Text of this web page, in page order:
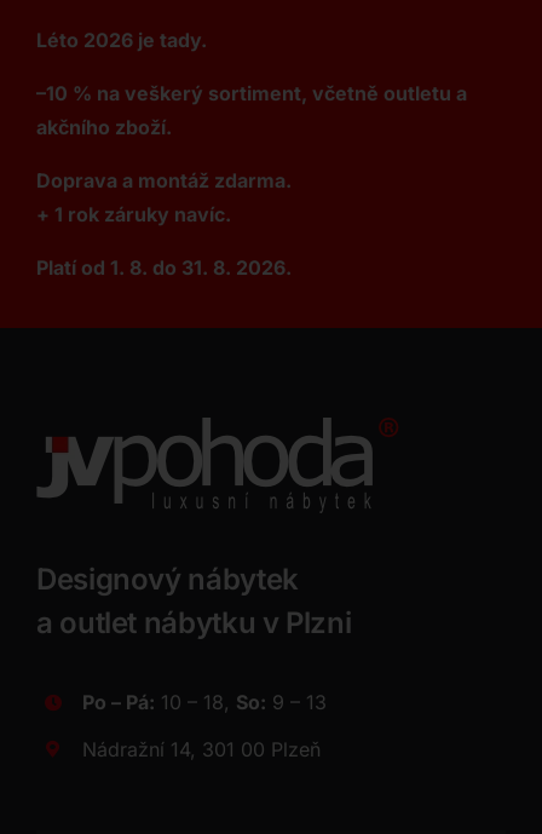
Léto 2026 je tady.
–10 % na veškerý sortiment, včetně outletu a
akčního zboží.
Doprava a montáž zdarma.
+ 1 rok záruky navíc.
Platí od 1. 8. do 31. 8. 2026.
Designový nábytek
a outlet nábytku v Plzni
Po – Pá: 10 – 18, So: 9 – 13
Nádražní 14, 301 00 Plzeň